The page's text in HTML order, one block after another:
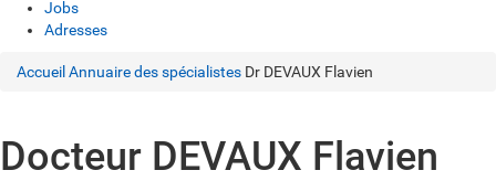
Jobs
Adresses
Accueil Annuaire des spécialistes Dr DEVAUX Flavien
Docteur DEVAUX Flavien